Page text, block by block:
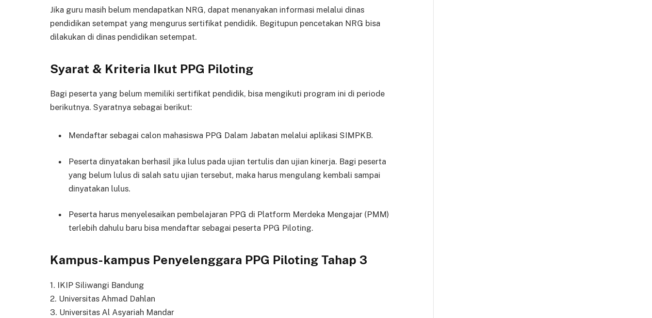
Jika guru masih belum mendapatkan NRG, dapat menanyakan informasi melalui dinas
pendidikan setempat yang mengurus sertifikat pendidik. Begitupun pencetakan NRG bisa
dilakukan di dinas pendidikan setempat.
Syarat & Kriteria Ikut PPG Piloting
Bagi peserta yang belum memiliki sertifikat pendidik, bisa mengikuti program ini di periode
berikutnya. Syaratnya sebagai berikut:
Mendaftar sebagai calon mahasiswa PPG Dalam Jabatan melalui aplikasi SIMPKB.
Peserta dinyatakan berhasil jika lulus pada ujian tertulis dan ujian kinerja. Bagi peserta
yang belum lulus di salah satu ujian tersebut, maka harus mengulang kembali sampai
dinyatakan lulus.
Peserta harus menyelesaikan pembelajaran PPG di Platform Merdeka Mengajar (PMM)
terlebih dahulu baru bisa mendaftar sebagai peserta PPG Piloting.
Kampus-kampus Penyelenggara PPG Piloting Tahap 3
1. IKIP Siliwangi Bandung
2. Universitas Ahmad Dahlan
3. Universitas Al Asyariah Mandar